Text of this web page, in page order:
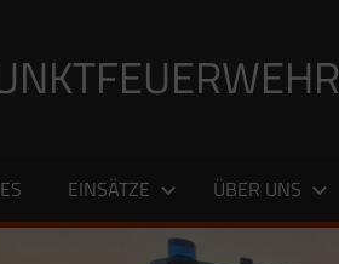
EINSÄTZE ÜBER UNS